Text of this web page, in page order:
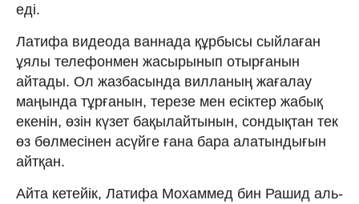
еді.
Латифа видеода ваннада құрбысы сыйлаған
ұялы телефонмен жасырынып отырғанын
айтады. Ол жазбасында вилланың жағалау
маңында тұрғанын, терезе мен есіктер жабық
екенін, өзін күзет бақылайтынын, сондықтан тек
өз бөлмесінен асүйге ғана бара алатындығын
айтқан.
Айта кетейік, Латифа Мохаммед бин Рашид аль-